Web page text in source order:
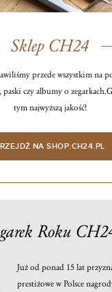
Sklep CH24
przede wszystkim na
czy albumy o zegarkach.
tym najwyższą jakość!
NA SHOP.CH24.PL
Roku
Już od ponad 15 lat
prestiżowe w Polsce